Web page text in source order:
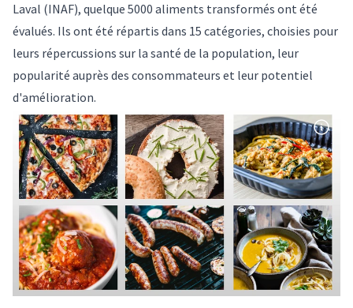
Laval (INAF), quelque 5000 aliments transformés ont été
évalués. Ils ont été répartis dans 15 catégories, choisies pour
leurs répercussions sur la santé de la population, leur
popularité auprès des consommateurs et leur potentiel
d'amélioration.